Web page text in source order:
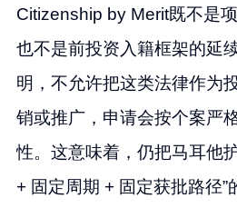
Citizenship by Merit既不是
也不是前投资入籍框架的延
明，不允许把这类法律作为
销或推广，申请会按个案严
性。这意味着，仍把马耳他
+ 固定周期 + 固定获批路径”